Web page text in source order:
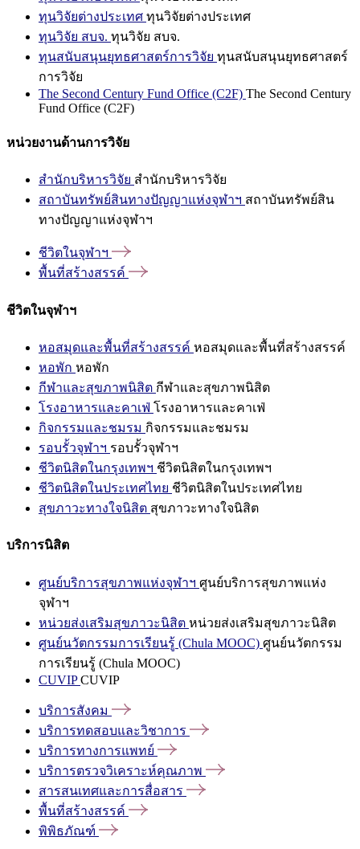
ทุนวิจัยต่างประเทศ ทุนวิจัยต่างประเทศ
ทุนวิจัย สบจ. ทุนวิจัย สบจ.
ทุนสนับสนุนยุทธศาสตร์การวิจัย ทุนสนับสนุนยุทธศาสตร์
การวิจัย
The Second Century Fund Office (C2F) The Second Century
Fund Office (C2F)
หน่วยงานด้านการวิจัย
สำนักบริหารวิจัย สำนักบริหารวิจัย
สถาบันทรัพย์สินทางปัญญาแห่งจุฬาฯ สถาบันทรัพย์สิน
ทางปัญญาแห่งจุฬาฯ
ชีวิตในจุฬาฯ
พื้นที่สร้างสรรค์
ชีวิตในจุฬาฯ
หอสมุดและพื้นที่สร้างสรรค์ หอสมุดและพื้นที่สร้างสรรค์
หอพัก หอพัก
กีฬาและสุขภาพนิสิต กีฬาและสุขภาพนิสิต
โรงอาหารและคาเฟ่ โรงอาหารและคาเฟ่
กิจกรรมและชมรม กิจกรรมและชมรม
รอบรั้วจุฬาฯ รอบรั้วจุฬาฯ
ชีวิตนิสิตในกรุงเทพฯ ชีวิตนิสิตในกรุงเทพฯ
ชีวิตนิสิตในประเทศไทย ชีวิตนิสิตในประเทศไทย
สุขภาวะทางใจนิสิต สุขภาวะทางใจนิสิต
บริการนิสิต
ศูนย์บริการสุขภาพแห่งจุฬาฯ ศูนย์บริการสุขภาพแห่ง
จุฬาฯ
หน่วยส่งเสริมสุขภาวะนิสิต หน่วยส่งเสริมสุขภาวะนิสิต
ศูนย์นวัตกรรมการเรียนรู้ (Chula MOOC) ศูนย์นวัตกรรม
การเรียนรู้ (Chula MOOC)
CUVIPCUVIP
บริการสังคม
บริการทดสอบและวิชาการ
บริการทางการแพทย์
บริการตรวจวิเคราะห์คุณภาพ
สารสนเทศและการสื่อสาร
พื้นที่สร้างสรรค์
พิพิธภัณฑ์